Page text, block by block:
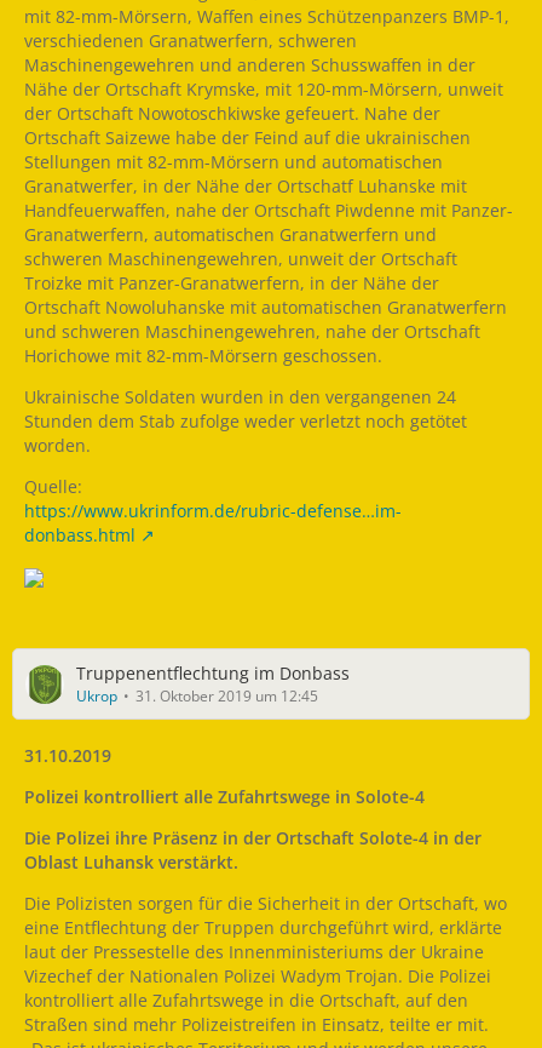
mit 82-mm-Mörsern, Waffen eines Schützenpanzers BMP-1,
verschiedenen Granatwerfern, schweren
Maschinengewehren und anderen Schusswaffen in der
Nähe der Ortschaft Krymske, mit 120-mm-Mörsern, unweit
der Ortschaft Nowotoschkiwske gefeuert. Nahe der
Ortschaft Saizewe habe der Feind auf die ukrainischen
Stellungen mit 82-mm-Mörsern und automatischen
Granatwerfer, in der Nähe der Ortschatf Luhanske mit
Handfeuerwaffen, nahe der Ortschaft Piwdenne mit Panzer-
Granatwerfern, automatischen Granatwerfern und
schweren Maschinengewehren, unweit der Ortschaft
Troizke mit Panzer-Granatwerfern, in der Nähe der
Ortschaft Nowoluhanske mit automatischen Granatwerfern
und schweren Maschinengewehren, nahe der Ortschaft
Horichowe mit 82-mm-Mörsern geschossen.
Ukrainische Soldaten wurden in den vergangenen 24
Stunden dem Stab zufolge weder verletzt noch getötet
worden.
Quelle:
https://www.ukrinform.de/rubric-defense…im-
donbass.html
Truppenentflechtung im Donbass
Ukrop 31. Oktober 2019 um 12:45
31.10.2019
Polizei kontrolliert alle Zufahrtswege in Solote-4
Die Polizei ihre Präsenz in der Ortschaft Solote-4 in der
Oblast Luhansk verstärkt.
Die Polizisten sorgen für die Sicherheit in der Ortschaft, wo
eine Entflechtung der Truppen durchgeführt wird, erklärte
laut der Pressestelle des Innenministeriums der Ukraine
Vizechef der Nationalen Polizei Wadym Trojan. Die Polizei
kontrolliert alle Zufahrtswege in die Ortschaft, auf den
Straßen sind mehr Polizeistreifen in Einsatz, teilte er mit.